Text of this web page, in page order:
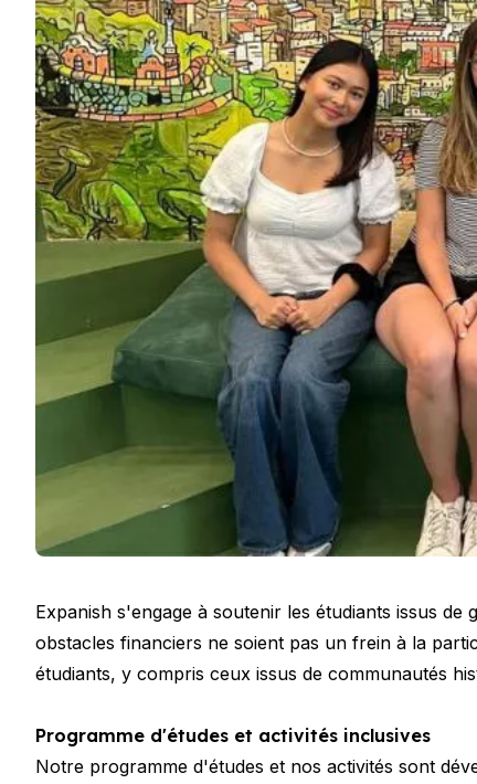
Bildungsurlaub
CSN
Préparation à l'examen DELE
Préparation à l'examen SIELE
30-49 ans
Cours d'espagnol en groupe
Cours de groupe du soir
Cours de longue durée
Cours particuliers
Cours d'espagnol en ligne
Bildungsurlaub
CSN
Préparation à l'examen DELE
Préparation à l'examen SIELE
Plus de 50 ans
Plus de 50 programmes,
Cours d'espagnol en ligne
Bildungsurlaub
CSN
Préparation à l'examen DELE
Préparation à l'examen SIELE
Cours particuliers
Camps d’Été
Destinations
Jeunes adultes
Madrid
Expanish s'engage à soutenir les étudiants issus
obstacles financiers ne soient pas un frein à la
étudiants, y compris ceux issus de communautés
Programme d'études et activités inclusives
Notre programme d'études et nos activités sont